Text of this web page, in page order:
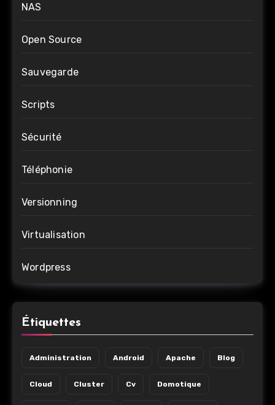
NAS
Open Source
Sauvegarde
Scripts
Sécurité
Téléphonie
Versionning
Virtualisation
Wordpress
Étiquettes
Administration Android Apache Blog
Cloud Cluster Cv Domotique